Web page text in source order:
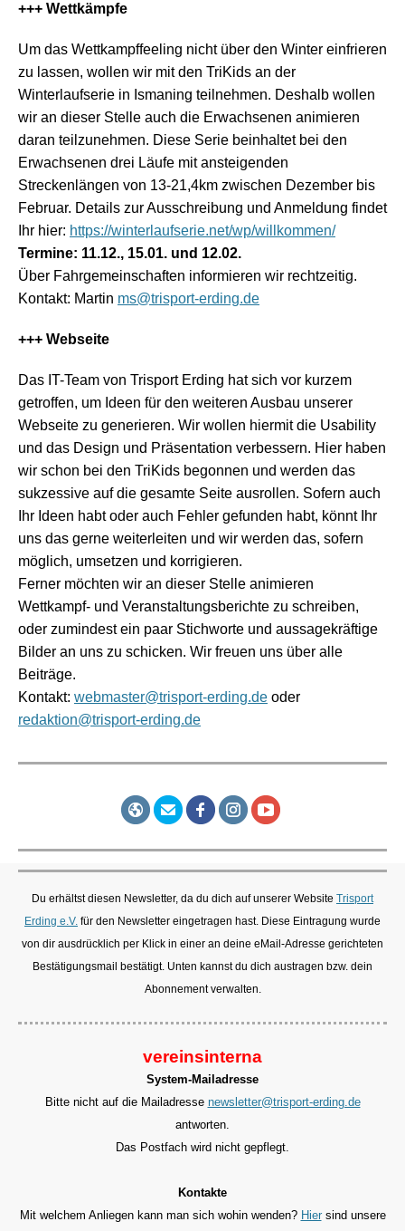
+++ Wettkämpfe
Um das Wettkampffeeling nicht über den Winter einfrieren
zu lassen, wollen wir mit den TriKids an der
Winterlaufserie in Ismaning teilnehmen. Deshalb wollen
wir an dieser Stelle auch die Erwachsenen animieren
daran teilzunehmen. Diese Serie beinhaltet bei den
Erwachsenen drei Läufe mit ansteigenden
Streckenlängen von 13-21,4km zwischen Dezember bis
Februar. Details zur Ausschreibung und Anmeldung findet
Ihr hier: https://winterlaufserie.net/wp/willkommen/
Termine: 11.12., 15.01. und 12.02.
Über Fahrgemeinschaften informieren wir rechtzeitig.
Kontakt: Martin ms@trisport-erding.de
+++ Webseite
Das IT-Team von Trisport Erding hat sich vor kurzem
getroffen, um Ideen für den weiteren Ausbau unserer
Webseite zu generieren. Wir wollen hiermit die Usability
und das Design und Präsentation verbessern. Hier haben
wir schon bei den TriKids begonnen und werden das
sukzessive auf die gesamte Seite ausrollen. Sofern auch
Ihr Ideen habt oder auch Fehler gefunden habt, könnt Ihr
uns das gerne weiterleiten und wir werden das, sofern
möglich, umsetzen und korrigieren.
Ferner möchten wir an dieser Stelle animieren
Wettkampf- und Veranstaltungsberichte zu schreiben,
oder zumindest ein paar Stichworte und aussagekräftige
Bilder an uns zu schicken. Wir freuen uns über alle
Beiträge.
Kontakt: webmaster@trisport-erding.de oder
redaktion@trisport-erding.de
Du erhältst diesen Newsletter, da du dich auf unserer Website Trisport
Erding e.V. für den Newsletter eingetragen hast. Diese Eintragung wurde
von dir ausdrücklich per Klick in einer an deine eMail-Adresse gerichteten
Bestätigungsmail bestätigt. Unten kannst du dich austragen bzw. dein
Abonnement verwalten.
vereinsinterna
System-Mailadresse
Bitte nicht auf die Mailadresse newsletter@trisport-erding.de
antworten.
Das Postfach wird nicht gepflegt.
Kontakte
Mit welchem Anliegen kann man sich wohin wenden? Hiersind unsere